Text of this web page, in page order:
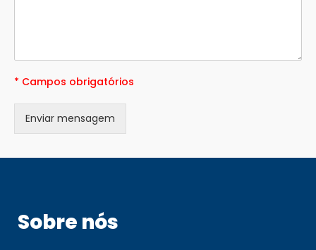
* Campos obrigatórios
Enviar mensagem
Sobre nós